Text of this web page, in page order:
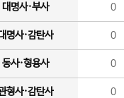
대명사·부사 0
명사·감탄사 0
동사·형용사 0
형사·감탄사 0